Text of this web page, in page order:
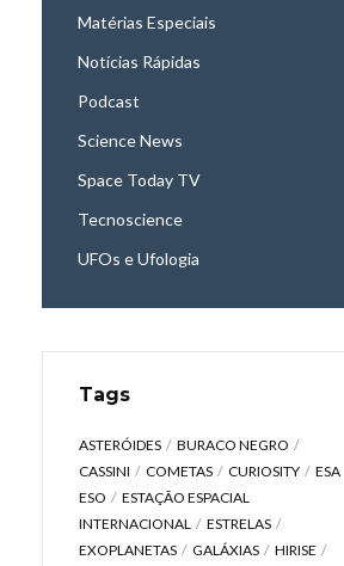
Matérias Especiais
Notícias Rápidas
Podcast
Science News
Space Today TV
Tecnoscience
UFOs e Ufologia
Tags
ASTERÓIDES
BURACO NEGRO
CASSINI
COMETAS CURIOSITY
ESA
ESO
ESTAÇÃO ESPACIAL
INTERNACIONAL
ESTRELAS
EXOPLANETAS
GALÁXIAS
HIRISE